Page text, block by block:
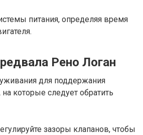
питания, определяя время
Рено Логан
для поддержания
которые следует обратить
зазоры клапанов, чтобы